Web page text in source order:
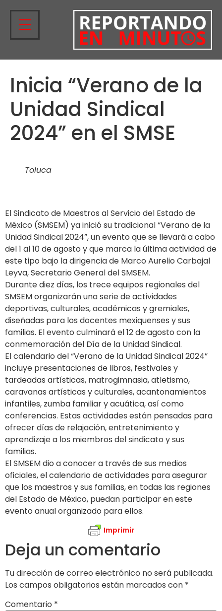
Inicia “Verano de la
Unidad Sindical
2024” en el SMSE
Toluca
El Sindicato de Maestros al Servicio del Estado de
México (SMSEM) ya inició su tradicional “Verano de la
Unidad Sindical 2024”, un evento que se llevará a cabo
del 1 al 10 de agosto y que marca la última actividad de
este tipo bajo la dirigencia de Marco Aurelio Carbajal
Leyva, Secretario General del SMSEM.
Durante diez días, los trece equipos regionales del
SMSEM organizarán una serie de actividades
deportivas, culturales, académicas y gremiales,
diseñadas para los docentes mexiquenses y sus
familias. El evento culminará el 12 de agosto con la
conmemoración del Día de la Unidad Sindical.
El calendario del “Verano de la Unidad Sindical 2024”
incluye presentaciones de libros, festivales y
tardeadas artísticas, matrogimnasia, atletismo,
caravanas artísticas y culturales, acantonamientos
infantiles, zumba familiar y acuática, así como
conferencias. Estas actividades están pensadas para
ofrecer días de relajación, entretenimiento y
aprendizaje a los miembros del sindicato y sus
familias.
El SMSEM dio a conocer a través de sus medios
oficiales, el calendario de actividades para asegurar
que los maestros y sus familias, en todas las regiones
del Estado de México, puedan participar en este
evento anual organizado para ellos.
Imprimir
Deja un comentario
Tu dirección de correo electrónico no será publicada.
Los campos obligatorios están marcados con *
Comentario *